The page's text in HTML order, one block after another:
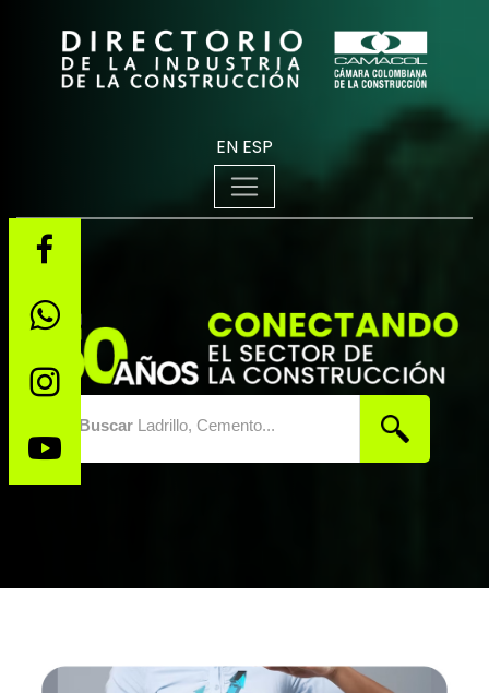
EN ESP
BuscarLadrillo, Cemento...